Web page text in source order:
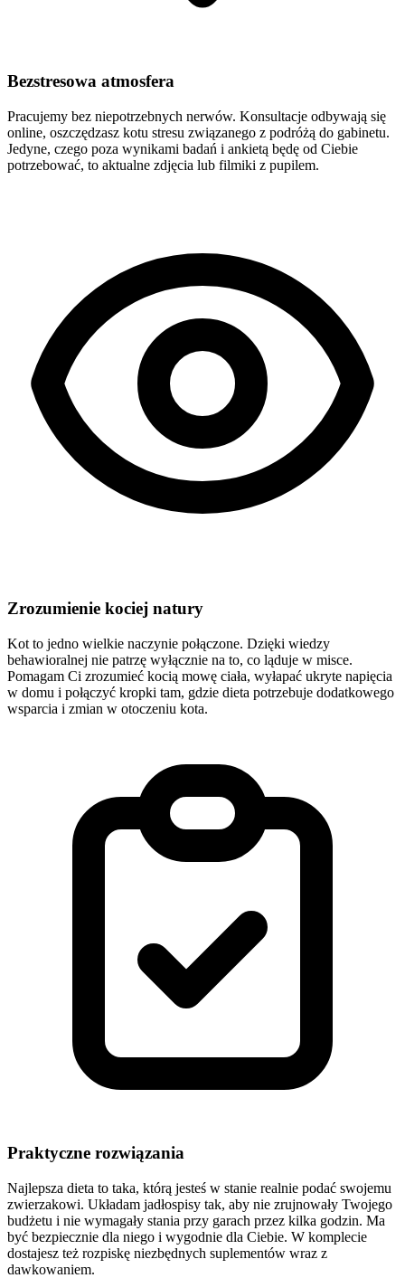
Bezstresowa atmosfera
Pracujemy bez niepotrzebnych nerwów. Konsultacje odbywają się
online, oszczędzasz kotu stresu związanego z podróżą do gabinetu.
Jedyne, czego poza wynikami badań i ankietą będę od Ciebie
potrzebować, to aktualne zdjęcia lub filmiki z pupilem.
Zrozumienie kociej natury
Kot to jedno wielkie naczynie połączone. Dzięki wiedzy
behawioralnej nie patrzę wyłącznie na to, co ląduje w misce.
Pomagam Ci zrozumieć kocią mowę ciała, wyłapać ukryte napięcia
w domu i połączyć kropki tam, gdzie dieta potrzebuje dodatkowego
wsparcia i zmian w otoczeniu kota.
Praktyczne rozwiązania
Najlepsza dieta to taka, którą jesteś w stanie realnie podać swojemu
zwierzakowi. Układam jadłospisy tak, aby nie zrujnowały Twojego
budżetu i nie wymagały stania przy garach przez kilka godzin. Ma
być bezpiecznie dla niego i wygodnie dla Ciebie. W komplecie
dostajesz też rozpiskę niezbędnych suplementów wraz z
dawkowaniem.